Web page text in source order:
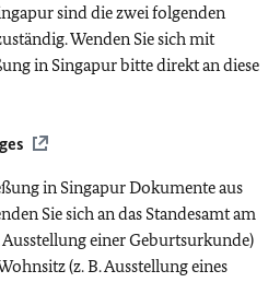
sind die zwei folgenden
Wenden Sie sich mit
in Singapur bitte direkt an diese
in Singapur Dokumente aus
Sie sich an das Standesamt am
einer Geburtsurkunde)
(z. B. Ausstellung eines